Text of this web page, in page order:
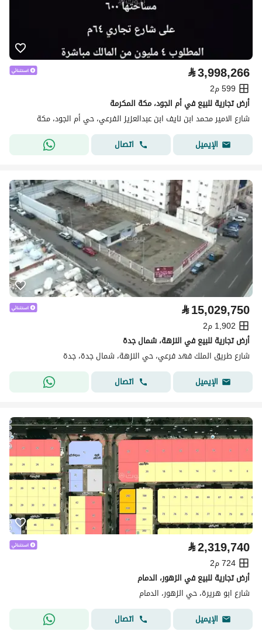
⃁3,998,266
599 م2
أرض تجارية للبيع في أم الجود، مكة المكرمة
شارع الامير محمد ابن نايف ابن عبدالعزيز الفرعي، حي أم الجود، مكة
الإيميل
اتصال
⃁15,029,750
1,902 م2
أرض تجارية للبيع في النزهة، شمال جدة
شارع طريق الملك فهد فرعي، حي النزهة، شمال جدة، جدة
الإيميل
اتصال
⃁2,319,740
724 م2
أرض تجارية للبيع في الزهور، الدمام
شارع ابو هريرة، حي الزهور، الدمام
الإيميل
اتصال